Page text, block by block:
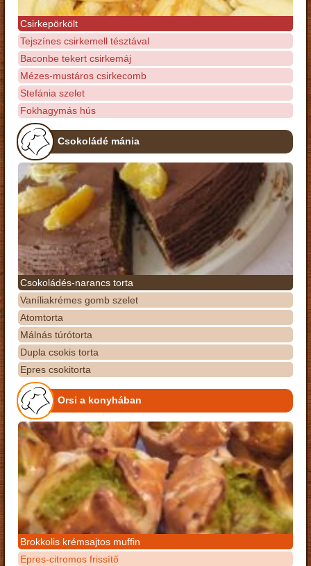
Csirkepörkölt
Tejszínes csirkemell tésztával
Baconbe tekert csirkemáj
Mézes-mustáros csirkecomb
Stefánia szelet
Fokhagymás hús
Csokoládé mánia
Csokoládés-narancs torta
Vaníliakrémes gomb szelet
Atomtorta
Málnás túrótorta
Dupla csokis torta
Epres csokitorta
Orsi a konyhában
Brokkolis krémsajtos muffin
Epres-citromos frissítő